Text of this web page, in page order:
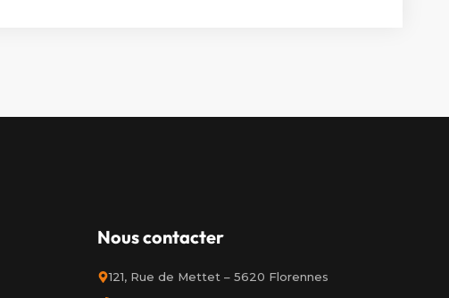
Nous contacter
121, Rue de Mettet – 5620 Florennes